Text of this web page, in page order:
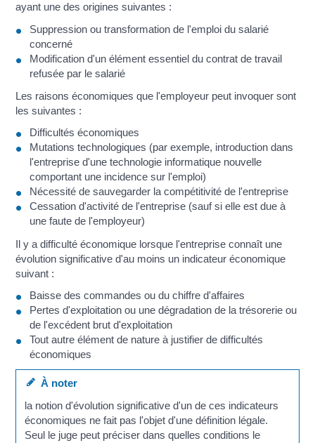
ayant une des origines suivantes :
Suppression ou transformation de l'emploi du salarié
concerné
Modification d'un élément essentiel du contrat de travail
refusée par le salarié
Les raisons économiques que l'employeur peut invoquer sont
les suivantes :
Difficultés économiques
Mutations technologiques (par exemple, introduction dans
l'entreprise d'une technologie informatique nouvelle
comportant une incidence sur l'emploi)
Nécessité de sauvegarder la compétitivité de l'entreprise
Cessation d'activité de l'entreprise (sauf si elle est due à
une faute de l'employeur)
Il y a difficulté économique lorsque l'entreprise connaît une
évolution significative d'au moins un indicateur économique
suivant :
Baisse des commandes ou du chiffre d'affaires
Pertes d'exploitation ou une dégradation de la trésorerie ou
de l'excédent brut d'exploitation
Tout autre élément de nature à justifier de difficultés
économiques
À noter
la notion d'évolution significative d'un de ces indicateurs
économiques ne fait pas l'objet d'une définition légale.
Seul le juge peut préciser dans quelles conditions le